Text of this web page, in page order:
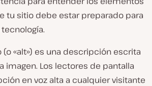
tu sitio debe estar preparado para
(o «alt») es una descripción escrita
imagen. Los lectores de pantalla
en voz alta a cualquier visitante